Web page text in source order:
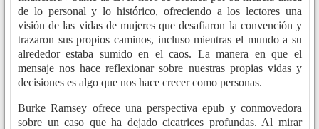
de lo personal y lo histórico, ofreciendo a los lectores una
visión de las vidas de mujeres que desafiaron la convención y
trazaron sus propios caminos, incluso mientras el mundo a su
alrededor estaba sumido en el caos. La manera en que el
mensaje nos hace reflexionar sobre nuestras propias vidas y
decisiones es algo que nos hace crecer como personas.
Burke Ramsey ofrece una perspectiva epub y conmovedora
sobre un caso que ha dejado cicatrices profundas. Al mirar